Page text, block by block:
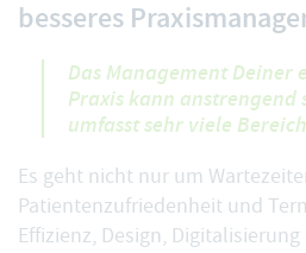
besseres
Das Management Deiner
Praxis kann anstrengend
umfasst sehr viele
Es geht nicht nur um
Patientenzufriedenheit und
Effizienz, Design,